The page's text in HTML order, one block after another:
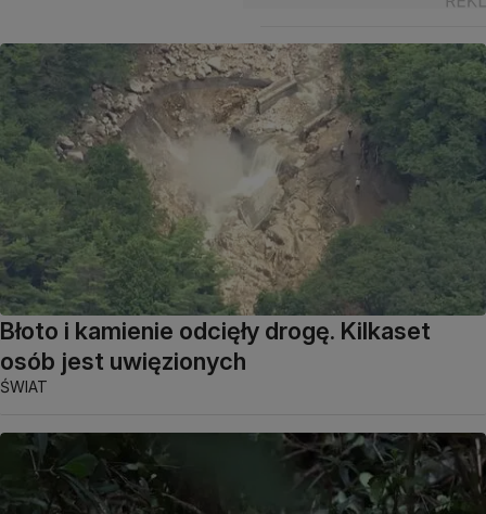
Błoto i kamienie odcięły drogę. Kilkaset
osób jest uwięzionych
ŚWIAT